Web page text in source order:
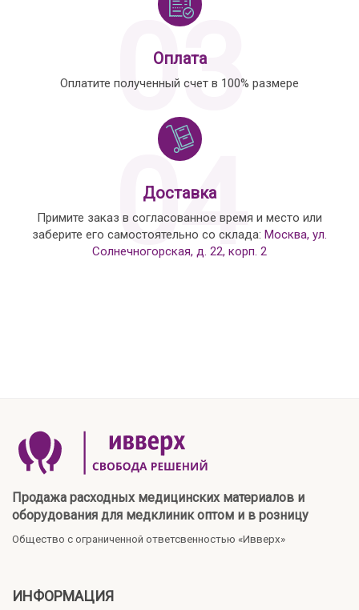
03
Оплата
Оплатите полученный счет в 100% размере
04
Доставка
Примите заказ в согласованное время и место или
заберите его самостоятельно со склада: Москва, ул.
Солнечногорская, д. 22, корп. 2
Продажа расходных медицинских материалов и
оборудования для медклиник оптом и в розницу
Общество с ограниченной ответсвенностью «Ивверх»
ИНФОРМАЦИЯ